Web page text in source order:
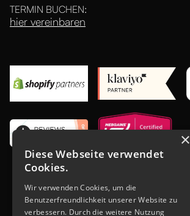
TERMIN BUCHEN:
hier vereinbaren
SEHR GUT
×
Diese Webseite verwendet
Cookies.
Wir verwenden Cookies, um die
Benutzerfreundlichkeit unserer Website zu
verbessern. Durch die weitere Nutzung